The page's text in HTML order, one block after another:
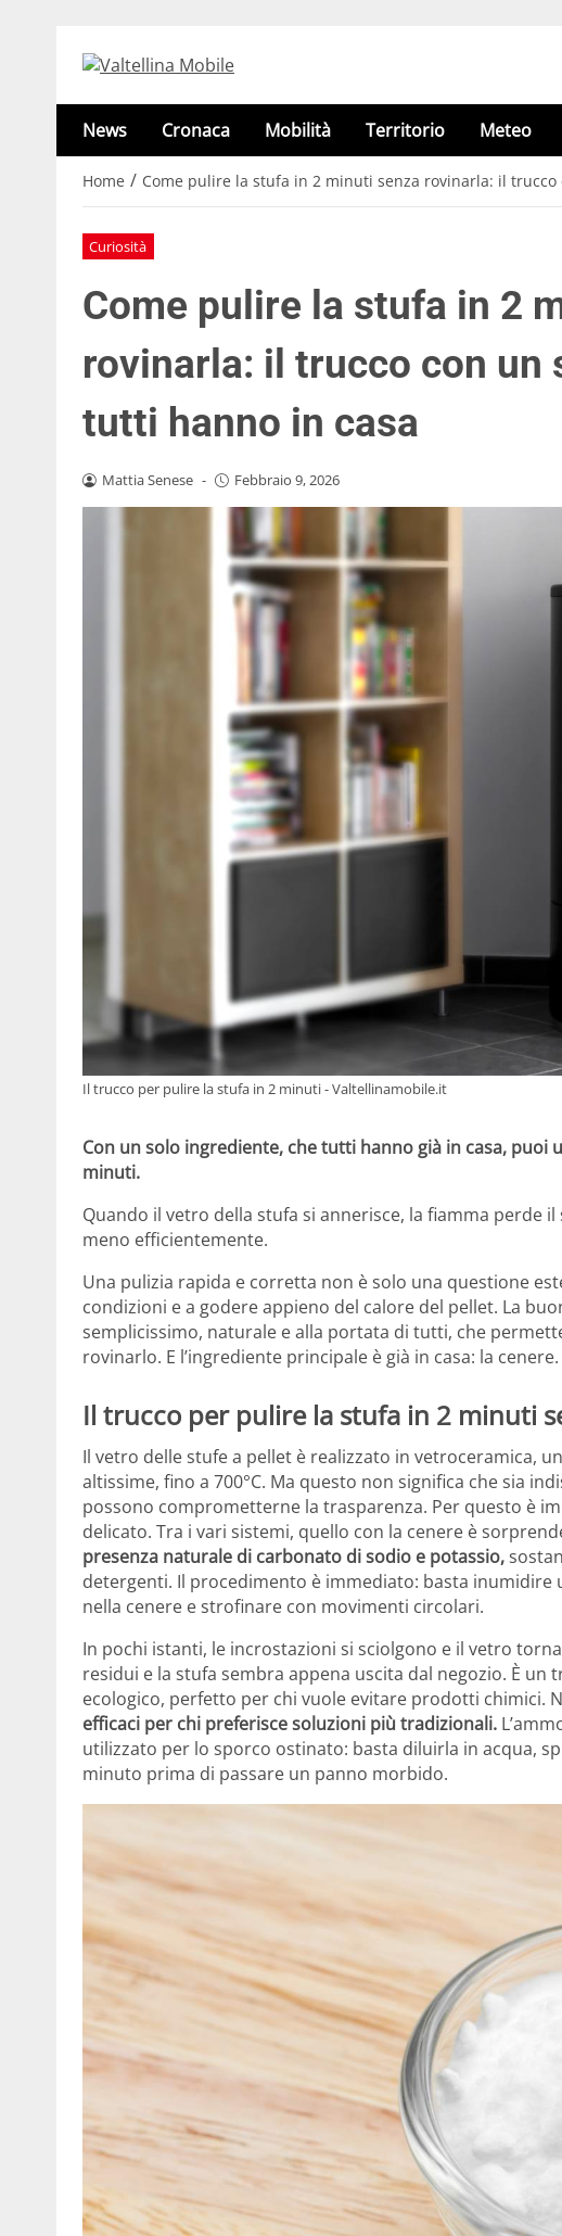
News Cronaca Mobilità Territorio Meteo
Home / Come pulire la stufa in 2 minuti senza rovinarla: il
Curiosità
Come pulire la stufa in 2
rovinarla: il trucco con un
tutti hanno in casa
Mattia Senese - Febbraio 9, 2026
Il trucco per pulire la stufa in 2 minuti - Valtellinamobile.it
Con un solo ingrediente, che tutti hanno già in casa,
minuti.
Quando il vetro della stufa si annerisce, la fiamma perde
meno efficientemente.
Una pulizia rapida e corretta non è solo una questione
condizioni e a godere appieno del calore del pellet. La
semplicissimo, naturale e alla portata di tutti, che
rovinarlo. E l’ingrediente principale è già in casa: la cenere.
Il trucco per pulire la stufa in 2 minuti
Il vetro delle stufe a pellet è realizzato in vetroceramica,
altissime, fino a 700°C. Ma questo non significa che sia
possono comprometterne la trasparenza. Per questo è
delicato. Tra i vari sistemi, quello con la cenere è
presenza naturale di carbonato di sodio e potassio,
detergenti. Il procedimento è immediato: basta inumidire
nella cenere e strofinare con movimenti circolari.
In pochi istanti, le incrostazioni si sciolgono e il vetro
residui e la stufa sembra appena uscita dal negozio. È
ecologico, perfetto per chi vuole evitare prodotti chimici.
efficaci per chi preferisce soluzioni più tradizionali.
utilizzato per lo sporco ostinato: basta diluirla in acqua,
minuto prima di passare un panno morbido.